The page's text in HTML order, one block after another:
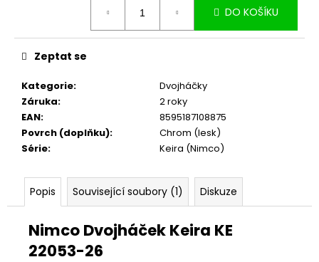
DO KOŠÍKU
Kategorie:
Dvojháčky
Záruka:
2 roky
EAN:
8595187108875
Povrch (doplňku):
Chrom (lesk)
Série: Keira (Nimco)
Zeptat se
Popis Související soubory (1) Diskuze
Nimco Dvojháček Keira KE
22053-26